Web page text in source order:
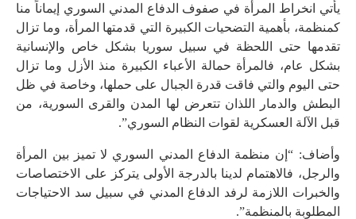
يأتي انخراط المرأة في صفوف الدفاع المدني السوري إيماناً منا
كمنظمة، بأهمية التضحيات الكبيرة التي قدمتها المرأة، وما تزال
تقدمها حتى اللحظة في سبيل سوريا بشكل خاص والإنسانية
بشكل عام، فالمرأة حمالة الأعباء الكبيرة منذ الأزل وما تزال
حتى اليوم والتي فاقت قدرة الجبال على حملها، وخاصة في ظل
البطش والدمار اللذان تتعرض لها المدن والقرى السورية، من
قبل الآلة العسكرية لقوات النظام السوري”.
وأضاف: “إن منظمة الدفاع المدني السوري لا تميز بين المرأة
والرجل، فالاهتمام لدينا بالدرجة الأولى يتركز على الاختصاصات
والخبرات اللازمة لرفد الدفاع المدني في سبيل سد الاحتياجات
المطلوبة بالمنظمة”.